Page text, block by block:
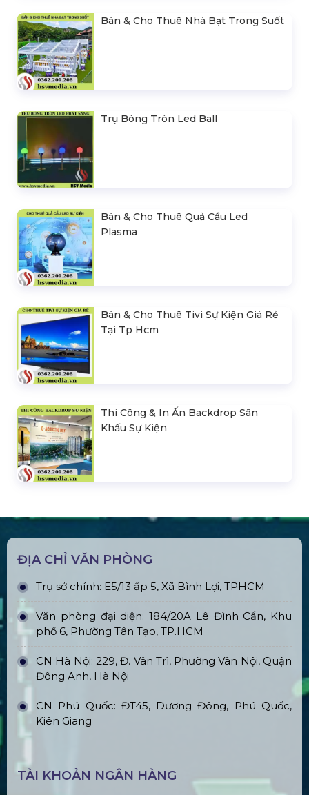
Bán & Cho Thuê Nhà Bạt Trong Suốt
Trụ Bóng Tròn Led Ball
Bán & Cho Thuê Quả Cầu Led
Plasma
Bán & Cho Thuê Tivi Sự Kiện Giá Rẻ
Tại Tp Hcm
Thi Công & In Ấn Backdrop Sân
Khấu Sự Kiện
ĐỊA CHỈ VĂN PHÒNG
Trụ sở chính: E5/13 ấp 5, Xã Bình Lợi, TPHCM
Văn phòng đại diện: 184/20A Lê Đình Cẩn, Khu
phố 6, Phường Tân Tạo, TP.HCM
CN Hà Nội: 229, Đ. Vân Trì, Phường Vân Nội, Quận
Đông Anh, Hà Nội
CN Phú Quốc: ĐT45, Dương Đông, Phú Quốc,
Kiên Giang
TÀI KHOẢN NGÂN HÀNG